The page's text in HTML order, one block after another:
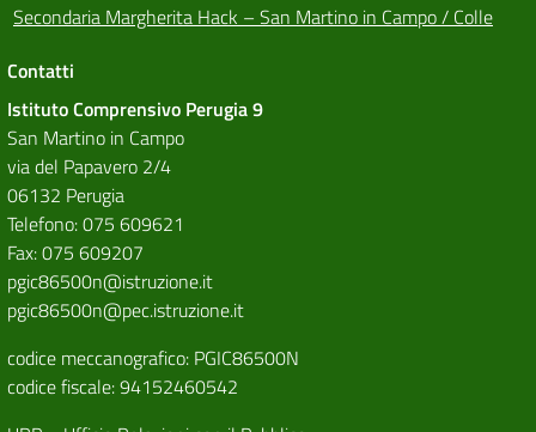
Secondaria Margherita Hack – San Martino in Campo / Colle
Contatti
Istituto Comprensivo Perugia 9
San Martino in Campo
via del Papavero 2/4
06132 Perugia
Telefono: 075 609621
Fax: 075 609207
pgic86500n@istruzione.it
pgic86500n@pec.istruzione.it
codice meccanografico: PGIC86500N
codice fiscale: 94152460542